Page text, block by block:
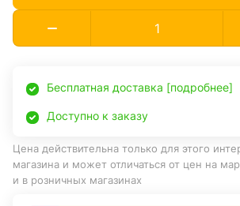
Бесплатная доставка [подробнее]
Доступно к заказу
Цена действительна только для этого
магазина и может отличаться от цен на
и в розничных магазинах